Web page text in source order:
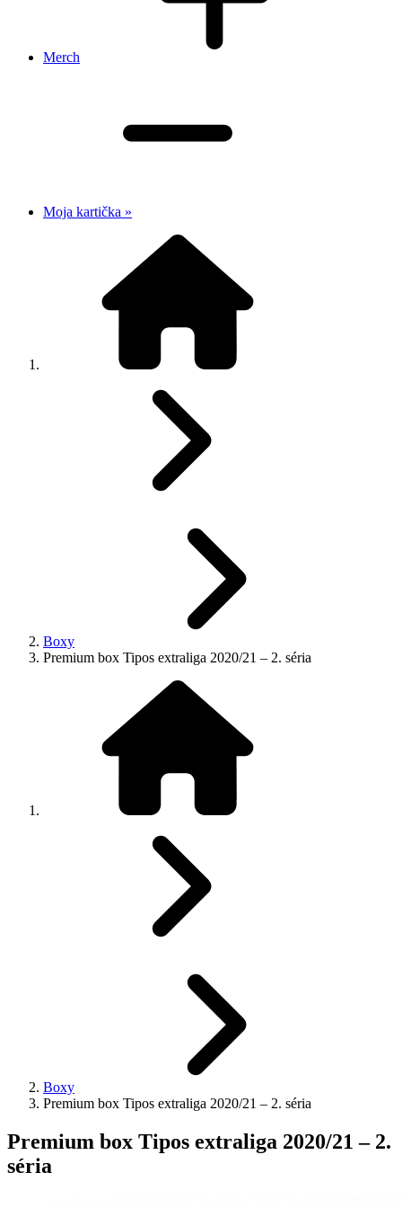
Merch
Moja kartička »
Boxy
Premium box Tipos extraliga 2020/21 – 2. séria
Boxy
Premium box Tipos extraliga 2020/21 – 2. séria
Premium box Tipos extraliga 2020/21 – 2.
séria